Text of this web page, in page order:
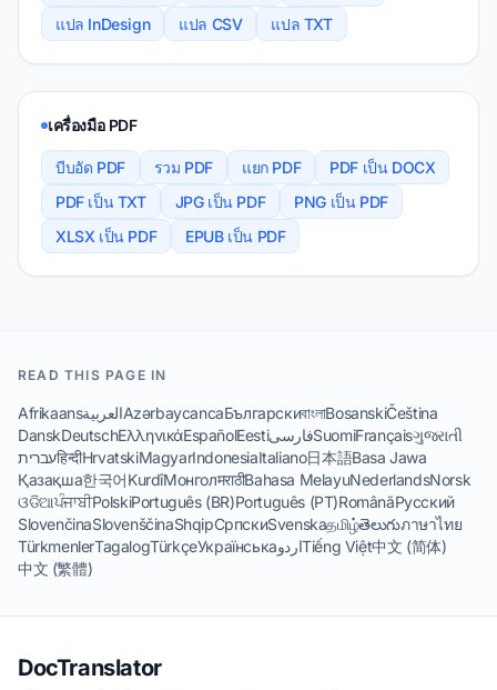
แปล InDesign
แปล CSV แปล TXT
เครื่องมือ PDF
บีบอัด PDF รวม PDF แยก PDF
PDF เป็น DOCX
PDF เป็น TXT
JPG เป็น PDF
PNG เป็น PDF
XLSX เป็น PDF
EPUB เป็น PDF
READ THIS PAGE IN
AfrikaansالعربيةAzərbaycancaБългарскиবাংলাBosanskiČeština
DanskDeutschΕλληνικάEspañolEestiفارسیSuomiFrançaisગુજરાતી
עבריתहिन्दीHrvatskiMagyarIndonesiaItaliano日本語Basa Jawa
Қазақша한국어KurdîМонголमराठीBahasa MelayuNederlandsNorsk
ଓଡିଆਪੰਜਾਬੀPolskiPortuguês (BR)Português (PT)RomânăРусский
SlovenčinaSlovenščinaShqipСрпскиSvenskaதமிழ்తెలుగుภาษาไทย
TürkmenlerTagalogTürkçeУкраїнськаاردوTiếng Việt中文 (简体)
中文 (繁體)
DocTranslator